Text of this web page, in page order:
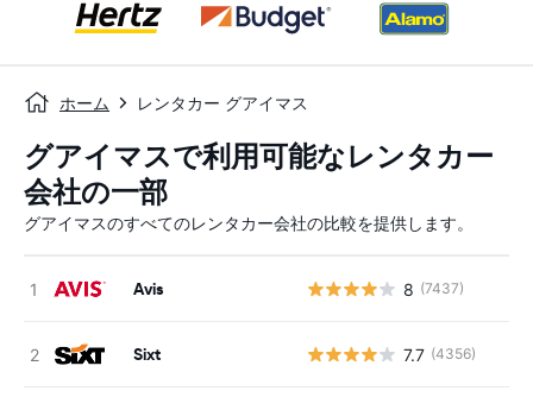
ホーム レンタカー グアイマス
グアイマスで利用可能なレンタカー
会社の一部
グアイマスのすべてのレンタカー会社の比較を提供します。
Avis 8 (7437)
Sixt 7.7 (4356)